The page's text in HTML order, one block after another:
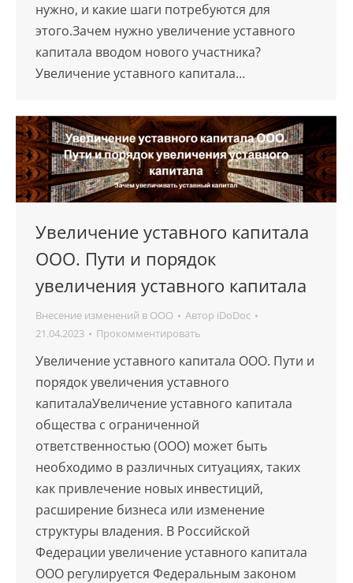
нужно, и какие шаги потребуются для
этого.Зачем нужно увеличение уставного
капитала вводом нового участника?
Увеличение уставного капитала…
Увеличение уставного капитала
ООО. Пути и порядок
увеличения уставного капитала
Внесение изменений в ООО Автор iDoDoc
21.04.2023
Прокомментировать
Увеличение уставного капитала ООО. Пути и
порядок увеличения уставного
капиталаУвеличение уставного капитала
общества с ограниченной
ответственностью (ООО) может быть
необходимо в различных ситуациях, таких
как привлечение новых инвестиций,
расширение бизнеса или изменение
структуры владения. В Российской
Федерации увеличение уставного капитала
ООО регулируется Федеральным законом